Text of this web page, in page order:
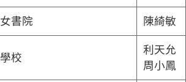
書院 陳綺敏
校
利天允
周小鳳